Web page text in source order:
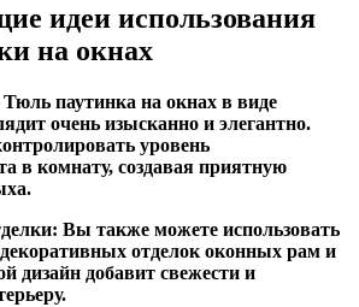
идеи использования
на окнах
Тюль паутинка на окнах в виде
очень изысканно и элегантно.
уровень
в комнату, создавая приятную
Вы также можете использовать
отделок оконных рам и
дизайн добавит свежести и